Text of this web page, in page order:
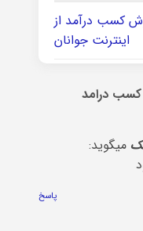
کسب درآمد از
اینترنت جوانان
درامد
میگوید:
پاسخ